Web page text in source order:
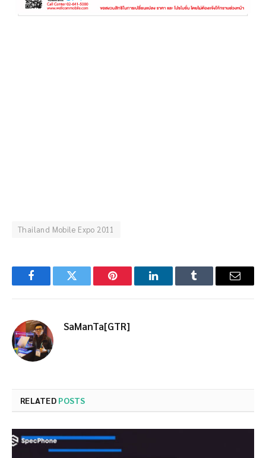
Thailand Mobile Expo 2011
FacebookTwitter Pinterest LinkedInTumblr Email
SaManTa[GTR]
RELATED POSTS